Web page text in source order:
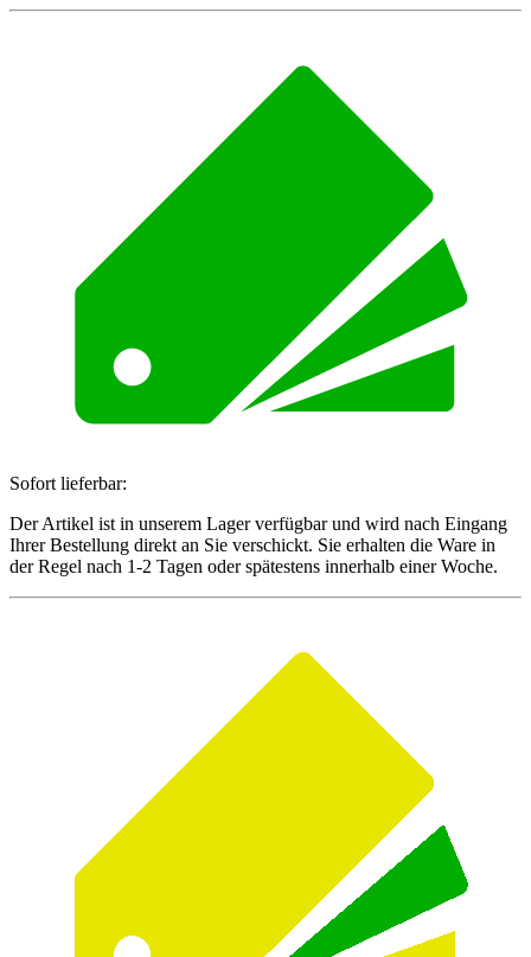
Sofort lieferbar:
Der Artikel ist in unserem Lager verfügbar und wird nach Eingang
Ihrer Bestellung direkt an Sie verschickt. Sie erhalten die Ware in
der Regel nach 1-2 Tagen oder spätestens innerhalb einer Woche.